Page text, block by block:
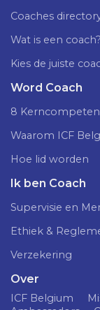
Coaches
Wat is een coach?
Kies de juiste
Word Coach
8
Waarom ICF
Hoe lid worden
Ik ben Coach
Supervisie en
Ethiek &
Verzekering
Over
ICF Belgium